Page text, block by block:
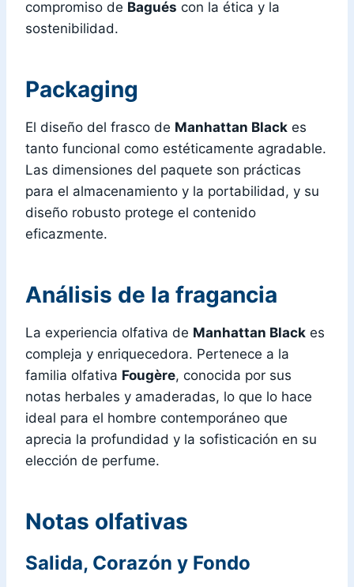
compromiso de Bagués con la ética y la
sostenibilidad.
Packaging
El diseño del frasco de Manhattan Black es
tanto funcional como estéticamente agradable.
Las dimensiones del paquete son prácticas
para el almacenamiento y la portabilidad, y su
diseño robusto protege el contenido
eficazmente.
Análisis de la fragancia
La experiencia olfativa de Manhattan Black es
compleja y enriquecedora. Pertenece a la
familia olfativa Fougère, conocida por sus
notas herbales y amaderadas, lo que lo hace
ideal para el hombre contemporáneo que
aprecia la profundidad y la sofisticación en su
elección de perfume.
Notas olfativas
Salida, Corazón y Fondo